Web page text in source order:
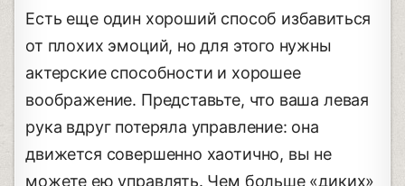
Есть еще один хороший способ избавиться
от плохих эмоций, но для этого нужны
актерские способности и хорошее
воображение. Представьте, что ваша левая
рука вдруг потеряла управление: она
движется совершенно хаотично, вы не
можете ею управлять. Чем больше «диких»